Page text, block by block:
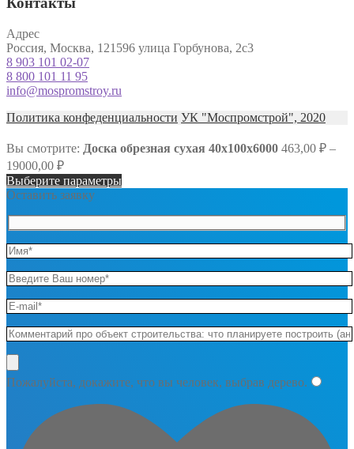
Адрес
Россия, Москва, 121596 улица Горбунова, 2с3
8 903 101 02-07
8 800 101 11 95
info@mospromstroy.ru
Политика конфеденциальности УК "Моспромстрой", 2020
Вы смотрите: Доска обрезная сухая 40х100х6000 463,00 ₽ –
19000,00 ₽
Выберите параметры
Оставить заявку
Пожалуйста, докажите, что вы человек, выбрав дерево.